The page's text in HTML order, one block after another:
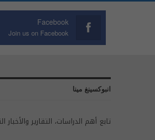
Facebook
Join us on Facebook
انبوكسينغ مينا
تابع أهم الدراسات، التقارير والأخبار